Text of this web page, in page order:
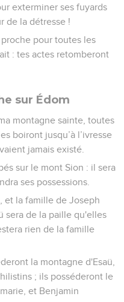
exterminer ses fuyards
de la détresse !
pour toutes les
: tes actes retomberont
sur Édom
montagne sainte, toutes
boiront jusqu’à l’ivresse
jamais existé.
sur le mont Sion : il sera
ses possessions.
et la famille de Joseph
sera de la paille qu'elles
rien de la famille
la montagne d'Esaü,
; ils posséderont le
et Benjamin